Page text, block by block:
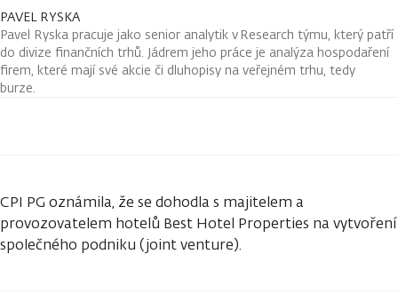
PAVEL RYSKA
Pavel Ryska pracuje jako senior analytik v Research týmu, který patří
do divize finančních trhů. Jádrem jeho práce je analýza hospodaření
firem, které mají své akcie či dluhopisy na veřejném trhu, tedy
burze.
CPI PG oznámila, že se dohodla s majitelem a
provozovatelem hotelů Best Hotel Properties na vytvoření
společného podniku (joint venture).